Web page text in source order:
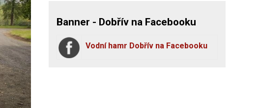
Banner - Dobřív na Facebooku
Vodní hamr Dobřív na Facebooku